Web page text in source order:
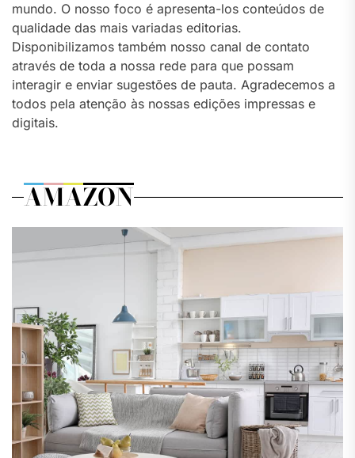
mundo. O nosso foco é apresenta-los conteúdos de
qualidade das mais variadas editorias.
Disponibilizamos também nosso canal de contato
através de toda a nossa rede para que possam
interagir e enviar sugestões de pauta. Agradecemos a
todos pela atenção às nossas edições impressas e
digitais.
AMAZON